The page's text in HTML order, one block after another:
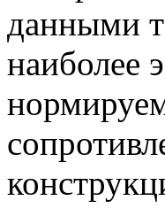
данными
наиболее